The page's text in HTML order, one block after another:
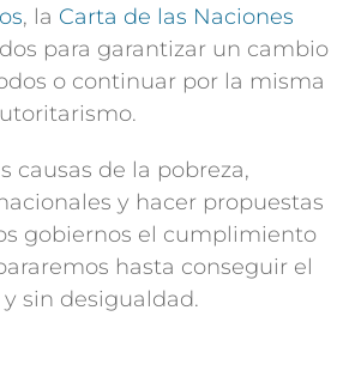
, la Carta de las Naciones
para garantizar un cambio
o continuar por la misma
causas de la pobreza,
y hacer propuestas
gobiernos el cumplimiento
hasta conseguir el
sin desigualdad.